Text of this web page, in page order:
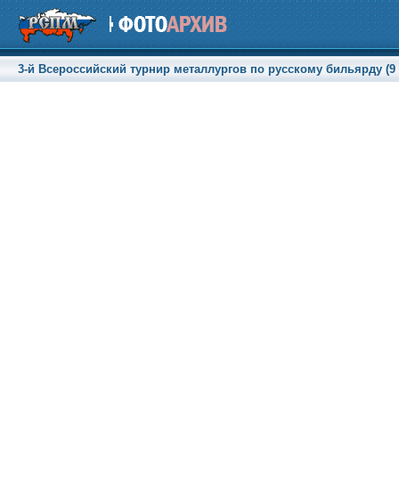
3-й Всероссийский турнир металлургов по русскому бильярду (9